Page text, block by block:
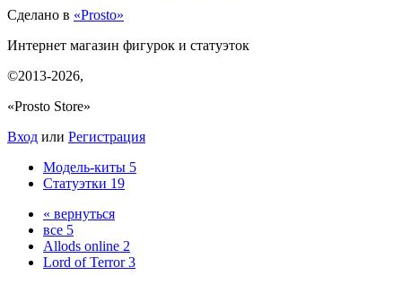
Сделано в «Prosto»
Интернет магазин фигурок и статуэток
©2013-2026,
«Prosto Store»
Вход или Регистрация
Модель-киты 5
Статуэтки 19
« вернуться
все 5
Allods online 2
Lord of Terror 3